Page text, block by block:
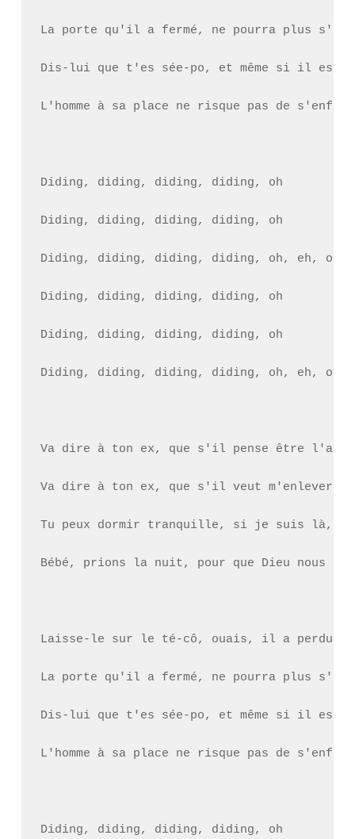
La porte qu'il a fermé, ne pourra plus
Dis-lui que t'es sée-po, et même si il est
L'homme à sa place ne risque pas de
Diding, diding, diding, diding, oh
Diding, diding, diding, diding, oh
Diding, diding, diding, diding, oh, eh, oh,
Diding, diding, diding, diding, oh
Diding, diding, diding, diding, oh
Diding, diding, diding, diding, oh, eh, oh,
Va dire à ton ex, que s'il pense être
Va dire à ton ex, que s'il veut m'enlever
Tu peux dormir tranquille, si je suis là,
Bébé, prions la nuit, pour que Dieu nous
Laisse-le sur le té-cô, ouais, il a perdu,
La porte qu'il a fermé, ne pourra plus
Dis-lui que t'es sée-po, et même si il est
L'homme à sa place ne risque pas de
Diding, diding, diding, diding, oh